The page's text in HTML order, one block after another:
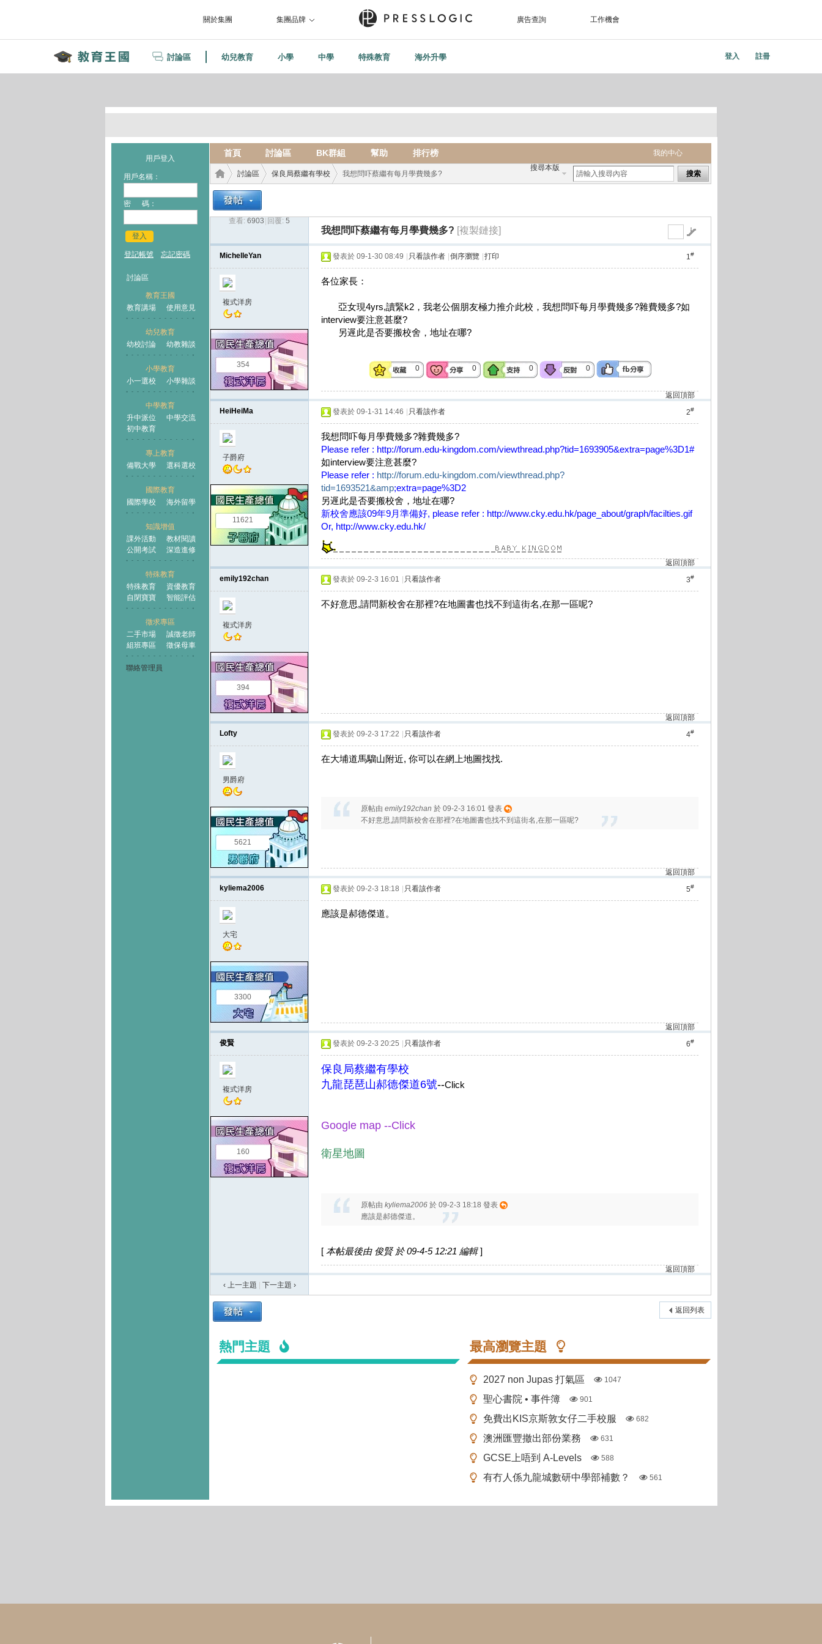
關於集團 集團品牌 廣告查詢 工作機會
討論區 幼兒教育 小學 中學 特殊教育 海外升學 登入 註冊
用戶登入
用戶名稱：
密 碼：
登入
登記帳號 忘記密碼
討論區
教育王國
教育講場
使用意見
幼兒教育
幼校討論
幼教雜談
小學教育
小一選校
小學雜談
中學教育
升中派位
中學交流
初中教育
專上教育
備戰大學
選科選校
國際教育
國際學校
海外留學
知識增值
課外活動
教材閱讀
公開考試
深造進修
特殊教育
特殊教育
資優教育
自閉寶寶
智能評估
徵求專區
二手市場
誠徵老師
組班專區
徵保母車
聯絡管理員
我的中心
首頁 討論區 BK群組 幫助 排行榜
搜尋本版
搜索
王國
討論區
›
保良局蔡繼有學校
›
我想問吓蔡繼有每月學費幾多?
查看: 6903 回覆: 5
我想問吓蔡繼有每月學費幾多? [複製鏈接]
MichelleYan
複式洋房
354
1#
發表於 09-1-30 08:49 只看該作者 倒序瀏覽 打印
各位家長：
亞女現4yrs,讀緊k2，我老公個朋友極力推介此校，我想問吓每月學費幾多?雜費幾多?如
interview要注意甚麼?
另遟此是否要搬校舍，地址在哪?
0 0 0 0
返回頂部
HeiHeiMa
子爵府
11621
2#
發表於 09-1-31 14:46 只看該作者
我想問吓每月學費幾多?雜費幾多?
Please refer : http://forum.edu-kingdom.com/viewthread.php?tid=1693905&extra=page%3D1#
如interview要注意甚麼?
Please refer : http://forum.edu-kingdom.com/viewthread.php?
tid=1693521&amp;extra=page%3D2
另遟此是否要搬校舍，地址在哪?
新校舍應該09年9月準備好, please refer : http://www.cky.edu.hk/page_about/graph/facilties.gif
Or, http://www.cky.edu.hk/
返回頂部
emily192chan
複式洋房
394
3#
發表於 09-2-3 16:01 只看該作者
不好意思,請問新校舍在那裡?在地圖書也找不到這街名,在那一區呢?
返回頂部
Lofty
男爵府
5621
4#
發表於 09-2-3 17:22 只看該作者
在大埔道馬騮山附近, 你可以在網上地圖找找.
原帖由 emily192chan 於 09-2-3 16:01 發表
不好意思,請問新校舍在那裡?在地圖書也找不到這街名,在那一區呢?
返回頂部
kyliema2006
大宅
3300
5#
發表於 09-2-3 18:18 只看該作者
應該是郝德傑道。
返回頂部
俊賢
複式洋房
160
6#
發表於 09-2-3 20:25 只看該作者
保良局蔡繼有學校
九龍琵琶山郝德傑道6號--Click
Google map --Click
衛星地圖
原帖由 kyliema2006 於 09-2-3 18:18 發表
應該是郝德傑道。
[ 本帖最後由 俊賢 於 09-4-5 12:21 編輯]
返回頂部
‹ 上一主題
下一主題 ›
返回列表
熱門主題 最高瀏覽主題
2027 non Jupas 打氣區 1047
聖心書院 • 事件簿 901
免費出KIS京斯敦女仔二手校服 682
澳洲匯豐撤出部份業務 631
GCSE上唔到 A-Levels 588
有冇人係九龍城數研中學部補數？ 561